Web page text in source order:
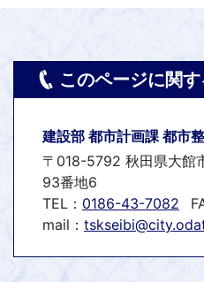
このページに関
建設部 都市計画課 都市
〒018-5792 秋田県大館
93番地6
TEL： 0186-43-7082
mail：